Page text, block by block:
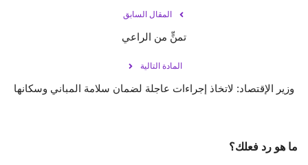
المقال السابق
تمنٍّ من الراعي
المادة التالية
وزير الإقتصاد: لاتخاذ إجراءات عاجلة لضمان سلامة المباني وسكانها
ما هو رد فعلك؟